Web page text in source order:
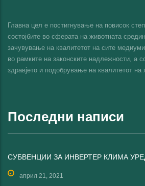
Главна цел е постигнување на повисок
состојбите во сферата на животната
зачувување на квалитетот на сите
во рамките на законските надлежности, а
здравјето и подобрување на квалитетот на
Последни написи
СУБВЕНЦИИ ЗА ИНВЕРТЕР КЛИМА
април 21, 2021